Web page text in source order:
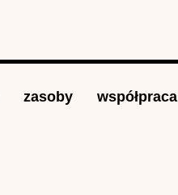
zasoby współpraca